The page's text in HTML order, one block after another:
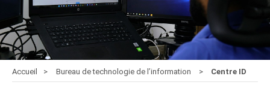
Accueil Bureau de technologie de l’information Centre ID